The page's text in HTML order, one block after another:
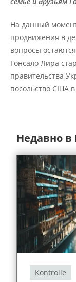
На данный
продвижения в
вопросы
Гонсало Лира
правительства
посольство США
Недавно в
Kontrolle